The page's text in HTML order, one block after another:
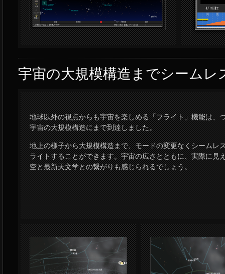
宇宙の大規模構造までシームレ
地球以外の視点からも宇宙を楽しめる「フライト」機能は、
宇宙の大規模構造にまで到達しました。
地上の様子から大規模構造まで、モードの変更なくシームレ
ライトすることができます。宇宙の広さとともに、実際に見
空と最新天文学との繋がりも感じられるでしょう。